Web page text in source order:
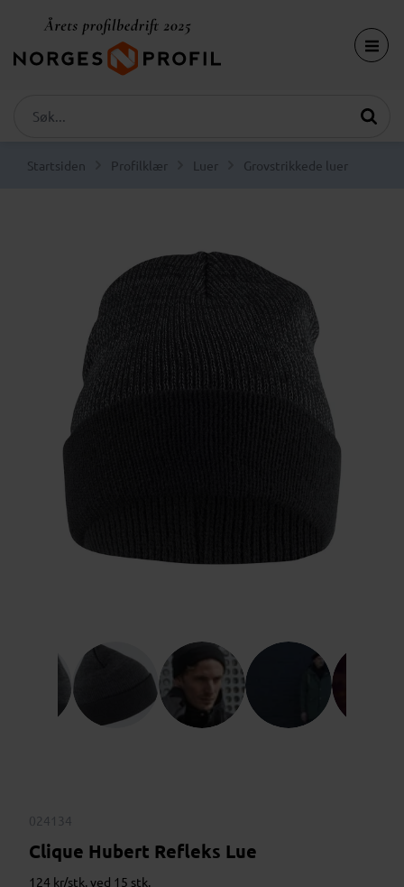
Startsiden Profilklær Luer Grovstrikkede luer
024134
Clique Hubert Refleks Lue
124 kr/stk. ved 15 stk.